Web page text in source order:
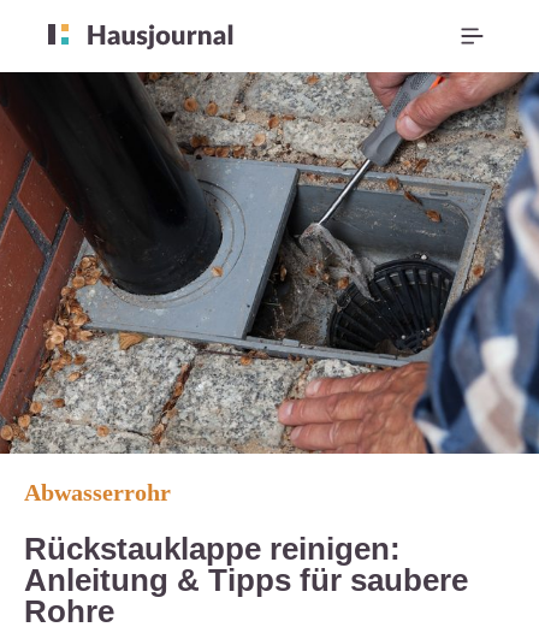
Abwasserrohr
Rückstauklappe reinigen:
Anleitung & Tipps für saubere
Rohre